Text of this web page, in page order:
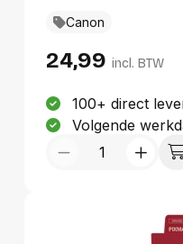
gekleurde inkt:
Canon
24,99 incl. BTW
100+ direct
Volgende